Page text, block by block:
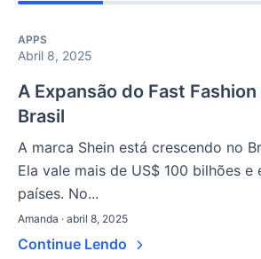
APPS
Abril 8, 2025
A Expansão do Fast
Brasil
A marca Shein está crescendo no
Ela vale mais de US$ 100 bilhões e
países. No...
Amanda · abril 8, 2025
Continue Lendo